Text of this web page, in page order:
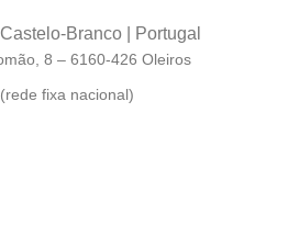
Branco | Portugal
8 – 6160-426 Oleiros
fixa nacional)